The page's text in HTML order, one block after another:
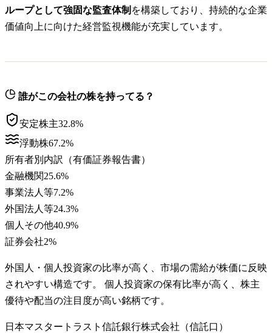
ループとして強固な監査体制 を構築しており、持続的な企業
価値向上に向けた経営監視機能が充実しています。
誰がこの会社の株を持ってる？
安定株主32.8%
浮動株67.2%
所有者別内訳（有価証券報告書）
金融機関25.6%
事業法人等7.2%
外国法人等24.3%
個人その他40.9%
証券会社2%
外国人・個人投資家の比率が高く、市場の需給が株価に反映
されやすい構造です。 個人投資家の保有比率が高く、株主
優待や配当の注目度が高い銘柄です。
日本マスタートラスト信託銀行株式会社（信託口）